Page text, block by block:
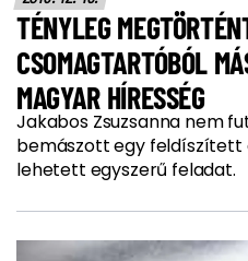
TÉNYLEG
CSOMAGTARTÓBÓL
MAGYAR HÍRESSÉG
Jakabos Zsuzsanna nem
bemászott egy feldíszített
lehetett egyszerű feladat.